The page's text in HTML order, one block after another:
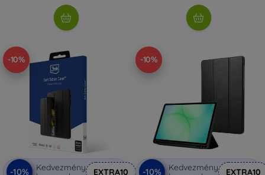
-10%
-10%
Kedvezmény
EXTRA10
-10%
-10%
Kedvezmény
EXTRA10